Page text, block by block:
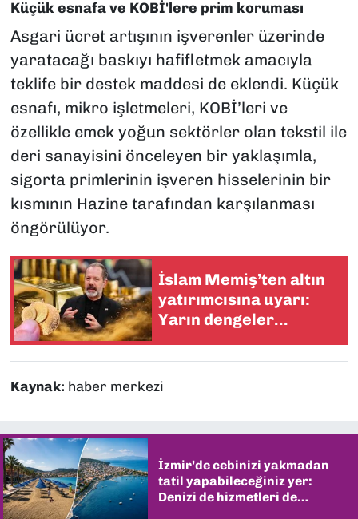
Küçük esnafa ve KOBİ'lere prim koruması
Asgari ücret artışının işverenler üzerinde
yaratacağı baskıyı hafifletmek amacıyla
teklife bir destek maddesi de eklendi. Küçük
esnafı, mikro işletmeleri, KOBİ’leri ve
özellikle emek yoğun sektörler olan tekstil ile
deri sanayisini önceleyen bir yaklaşımla,
sigorta primlerinin işveren hisselerinin bir
kısmının Hazine tarafından karşılanması
öngörülüyor.
İslam Memiş’ten altın
yatırımcısına uyarı:
Yarın dengeler
Kaynak: haber merkezi
İzmir’de cebinizi yakmadan
tatil yapabileceğiniz yer:
Denizi de hizmetleri de